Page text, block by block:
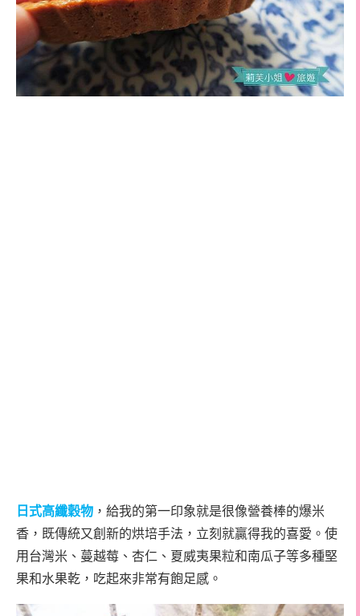
日式高纖穀物 ，給我的第一印象就是很像營養棒的爆米
香，既傳統又創新的烘培手法，立刻就贏得我的喜愛。使
用台灣米、蔓越莓、杏仁、夏威夷果粒和南瓜子等多種堅
果和水果乾，吃起來非常有飽足感。